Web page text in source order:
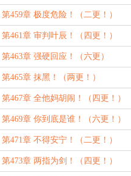
第459章 极度危险！（二更！）
第461章 审判叶辰！（四更！）
第463章 强硬回应！（六更）
第465章 抹黑！（两更！）
第467章 全他妈胡闹！（四更！）
第469章 你到底是谁！（六更！）
第471章 不得安宁！（二更！）
第473章 两指为剑！（四更！）